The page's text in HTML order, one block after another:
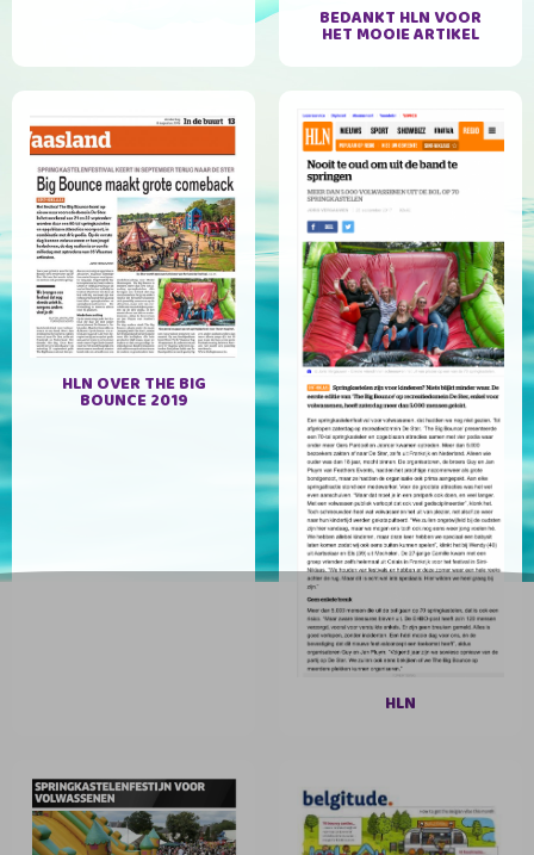
BEDANKT HLN VOOR
HET MOOIE ARTIKEL
HLN OVER THE BIG
BOUNCE 2019
HLN